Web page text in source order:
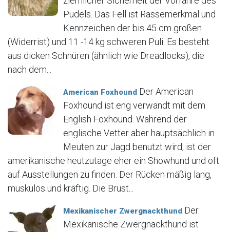
Pudels. Das Fell ist Rassemerkmal und
Kennzeichen der bis 45 cm großen
(Widerrist) und 11 -14 kg schweren Puli. Es besteht
aus dicken Schnüren (ähnlich wie Dreadlocks), die
nach dem...
American Foxhound Der American
Foxhound ist eng verwandt mit dem
English Foxhound. Während der
englische Vetter aber hauptsächlich in
Meuten zur Jagd benutzt wird, ist der
amerikanische heutzutage eher ein Showhund und oft
auf Ausstellungen zu finden. Der Rücken mäßig lang,
muskulös und kräftig. Die Brust...
Mexikanischer Zwergnackthund Der
Mexikanische Zwergnackthund ist